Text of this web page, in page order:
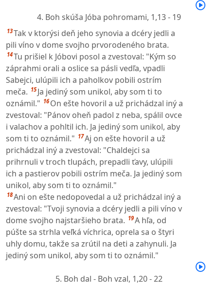
4. Boh skúša Jóba pohromami, 1,13 - 19
13Tak v ktorýsi deň jeho synovia a dcéry jedli a
pili víno v dome svojho prvorodeného brata.
14Tu prišiel k Jóbovi posol a zvestoval: "Kým so
záprahmi orali a oslice sa pásli vedľa, vpadli
Sabejci, ulúpili ich a paholkov pobili ostrím
meča. 15 Ja jediný som unikol, aby som ti to
oznámil." 16 On ešte hovoril a už prichádzal iný a
zvestoval: "Pánov oheň padol z neba, spálil ovce
i valachov a pohltil ich. Ja jediný som unikol, aby
som ti to oznámil." 17Aj on ešte hovoril a už
prichádzal iný a zvestoval: "Chaldejci sa
prihrnuli v troch tlupách, prepadli ťavy, ulúpili
ich a pastierov pobili ostrím meča. Ja jediný som
unikol, aby som ti to oznámil."
18Ani on ešte nedopovedal a už prichádzal iný a
zvestoval: "Tvoji synovia a dcéry jedli a pili víno v
dome svojho najstaršieho brata. 19A hľa, od
púšte sa strhla veľká víchrica, oprela sa o štyri
uhly domu, takže sa zrútil na deti a zahynuli. Ja
jediný som unikol, aby som ti to oznámil."
5. Boh dal - Boh vzal, 1,20 - 22